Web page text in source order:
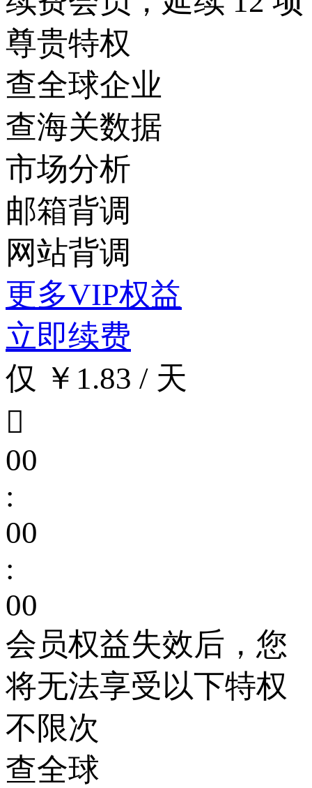
尊贵特权
查全球企业
查海关数据
市场分析
邮箱背调
网站背调
更多VIP权益
立即续费
仅 ￥1.83 / 天

00
:
00
:
00
会员权益失效后，您
将无法享受以下特权
不限次
查全球